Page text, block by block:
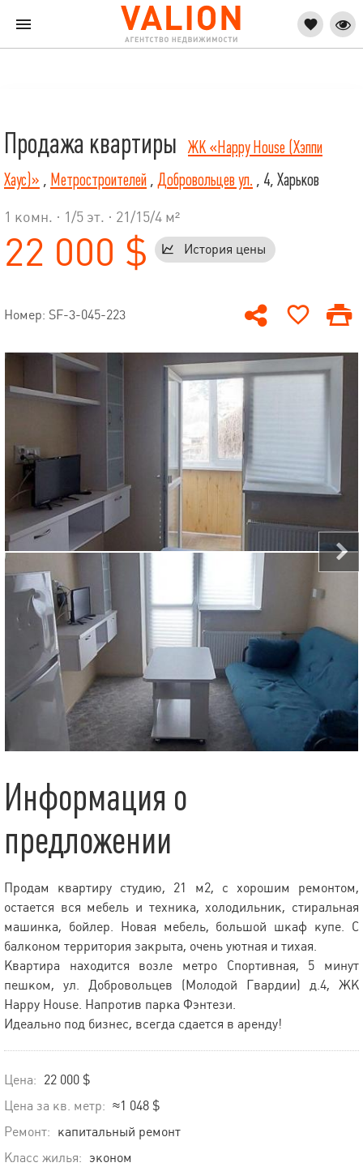
Продажа квартиры
ЖК «Happy House (Хэппи
Хаус)» , Метростроителей , Добровольцев ул. , 4, Харьков
1 комн. · 1 /5 эт. · 21/15/4 м²
22 000 $ История цены
Номер: SF-3-045-223
Информация о
предложении
Продам квартиру студию, 21 м2, с хорошим ремонтом,
остается вся мебель и техника, холодильник, стиральная
машинка, бойлер. Новая мебель, большой шкаф купе. С
балконом территория закрыта, очень уютная и тихая.
Квартира находится возле метро Спортивная, 5 минут
пешком, ул. Добровольцев (Молодой Гвардии) д.4, ЖК
Happy House. Напротив парка Фэнтези.
Идеально под бизнес, всегда сдается в аренду!
Цена: 22 000 $
Цена за кв. метр: ≈1 048 $
Ремонт: капитальный ремонт
Класс жилья: эконом